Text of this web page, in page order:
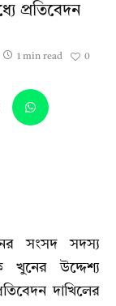
প্রতিবেদন
1 min read 0
সংসদ সদস্য
উদ্দেশ্য
দাখিলের